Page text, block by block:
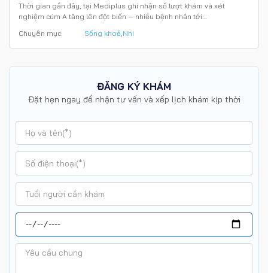
Thời gian gần đây, tại Mediplus ghi nhận số lượt khám và xét
nghiệm cúm A tăng lên đột biến — nhiều bệnh nhân tới…
Chuyên mục: Sống khoẻ Nhi
ĐĂNG KÝ KHÁM
Đặt hẹn ngay để nhận tư vấn và xếp lịch khám kịp thời